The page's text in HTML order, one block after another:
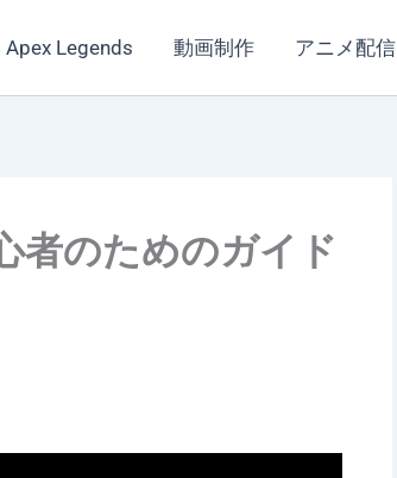
Apex Legends 動画制作 アニメ配信
者のためのガイド